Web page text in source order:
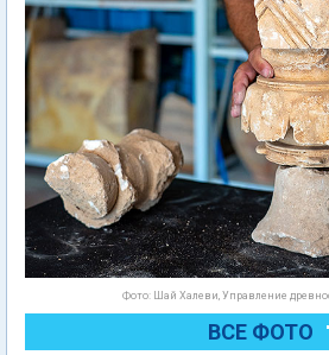
Фото: Шай Халеви, Управление
ВСЕ ФОТО